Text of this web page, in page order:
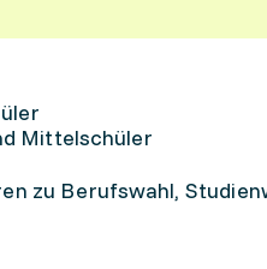
Mittelschüler
zu Berufswahl,